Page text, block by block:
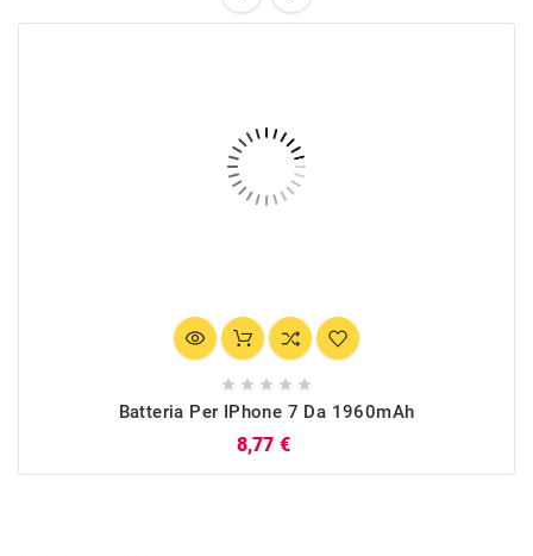
    
Batteria Per IPhone 7 Da 1960mAh
8,77 €